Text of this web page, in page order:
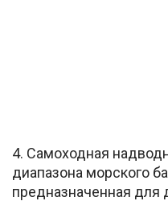
4. Cамоходная
диапазона морского
предназначенная для